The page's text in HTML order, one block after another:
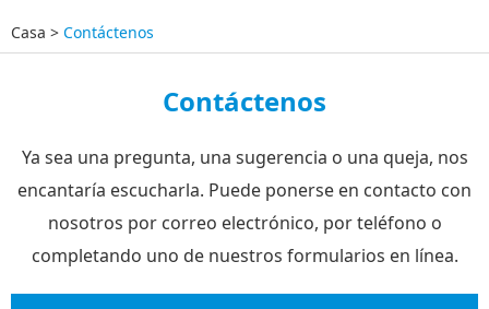
Casa > Contáctenos
Contáctenos
Ya sea una pregunta, una sugerencia o una queja, nos
encantaría escucharla. Puede ponerse en contacto con
nosotros por correo electrónico, por teléfono o
completando uno de nuestros formularios en línea.